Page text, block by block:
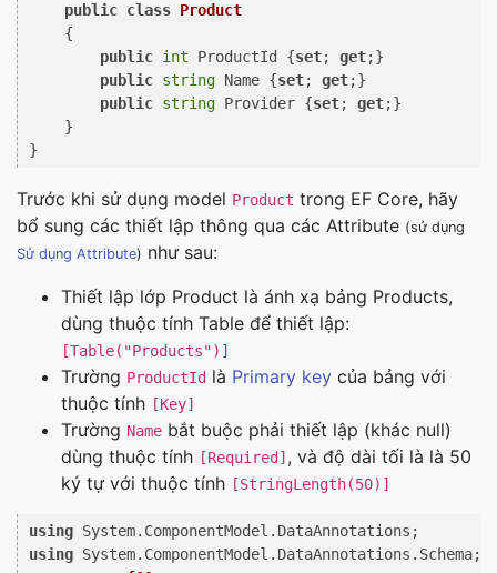
public class Product
    {
public int ProductId {set; get;}
public string Name {set; get;}
public string Provider {set; get;}
    }
Trước khi sử dụng model Product trong EF Core, hãy
bổ sung các thiết lập thông qua các Attribute (sử dụng
Sử dụng Attribute) như sau:
Thiết lập lớp Product là ánh xạ bảng Products,
dùng thuộc tính Table để thiết lập:
[Table("Products")]
Trường ProductId là Primary key của bảng với
thuộc tính [Key]
Trường Name bắt buộc phải thiết lập (khác null)
dùng thuộc tính [Required] , và độ dài tối là là 50
ký tự với thuộc tính [StringLength(50)]
using
using